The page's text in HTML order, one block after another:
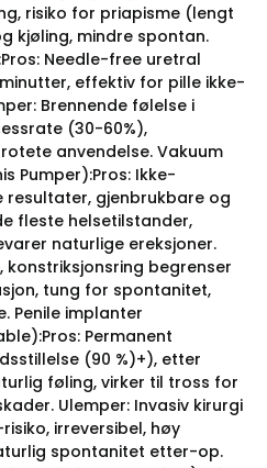
risiko for priapisme (lengt
kjøling, mindre spontan.
Needle-free uretral
effektiv for pille ikke-
Brennende følelse i
(30-60%),
anvendelse. Vakuum
Pumper):Pros: Ikke-
resultater, gjenbrukbare og
fleste helsetilstander,
naturlige ereksjoner.
konstriksjonsring begrenser
tung for spontanitet,
Penile implanter
Permanent
(90 %)+), etter
føling, virker til tross for
Ulemper: Invasiv kirurgi
irreversibel, høy
spontanitet etter-op.